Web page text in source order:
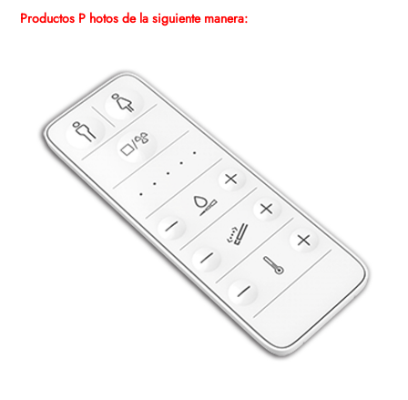
Productos P hotos de la siguiente manera: